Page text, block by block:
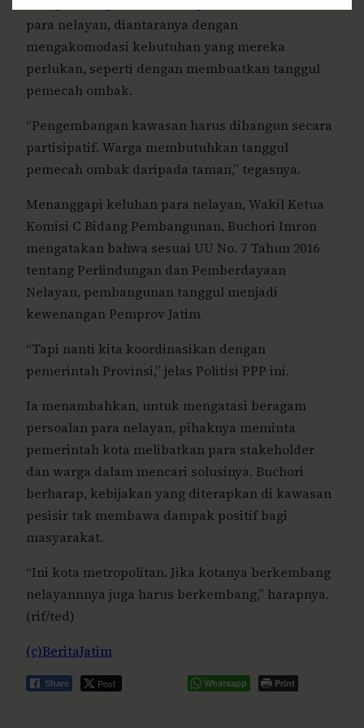
para nelayan, diantaranya dengan
mengakomodasi kebutuhan yang mereka
perlukan, seperti dengan membuatkan tanggul
pemecah ombak.
“Pengembangan kawasan harus dibangun secara
partisipatif. Warga membutuhkan tanggul
pemecah ombak daripada taman,” tegasnya.
Menanggapi keluhan para nelayan, Wakil Ketua
Komisi C Bidang Pembangunan, Buchori Imron
mengatakan bahwa sesuai UU No. 7 Tahun 2016
tentang Perlindungan dan Pemberdayaan
Nelayan, pembangunan tanggul menjadi
kewenangan Pemprov Jatim
“Tapi nanti kita koordinasikan dengan
pemerintah Provinsi,” jelas Politisi PPP ini.
Ia menambahkan, untuk mengatasi beragam
persoalan para nelayan, pihaknya meminta
pemerintah kota melibatkan para stakeholder
dan warga dalam mencari solusinya. Buchori
berharap, kebijakan yang diterapkan di kawasan
pesisir tak membawa dampak positif bagi
masyarakat.
“Ini kota metropolitan. Jika kotanya berkembang
nelayannnya juga harus berkembang,” harapnya.
(rif/ted)
(c)BeritaJatim
Share Post Whatsapp Print